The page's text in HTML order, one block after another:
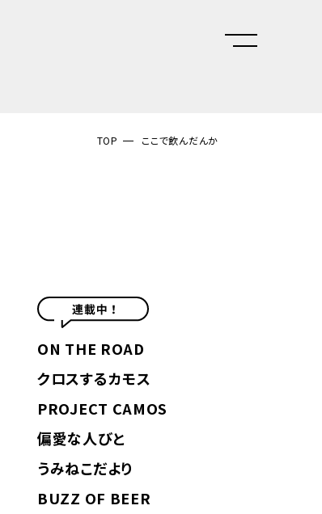
TOP ここで飲んだんか
ON THE ROAD
クロスするカモス
PROJECT CAMOS
偏愛な人びと
うみねこだより
BUZZ OF BEER